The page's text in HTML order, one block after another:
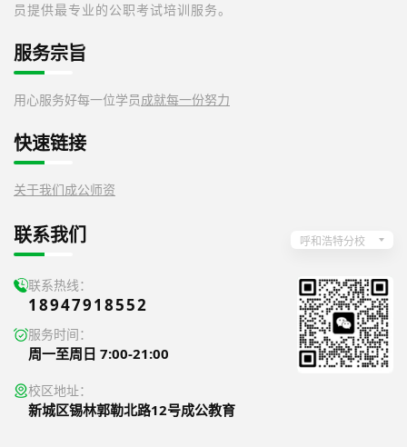
员提供最专业的公职考试培训服务。
服务宗旨
用心服务好每一位学员成就每一份努力
快速链接
关于我们成公师资
联系我们 呼和浩特分校
联系热线：
18947918552
服务时间：
周一至周日 7:00-21:00
校区地址：
新城区锡林郭勒北路12号成公教育